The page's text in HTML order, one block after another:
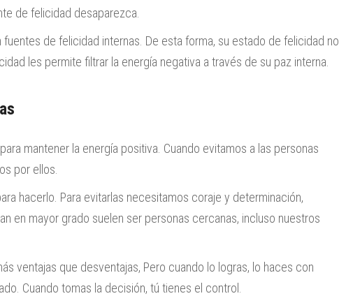
de felicidad desaparezca.
de felicidad internas. De esta forma, su estado de felicidad no
les permite filtrar la energía negativa a través de su paz interna.
mantener la energía positiva. Cuando evitamos a las personas
por ellos.
hacerlo. Para evitarlas necesitamos coraje y determinación,
en mayor grado suelen ser personas cercanas, incluso nuestros
ventajas que desventajas, Pero cuando lo logras, lo haces con
Cuando tomas la decisión, tú tienes el control.